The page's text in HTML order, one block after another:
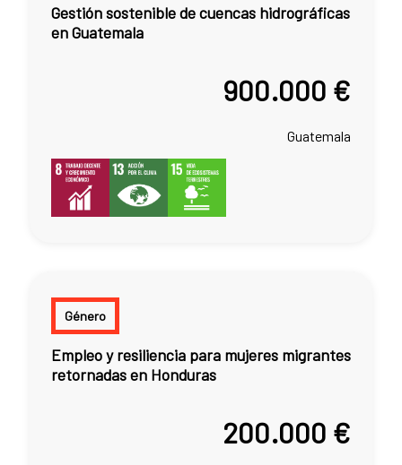
Gestión sostenible de cuencas hidrográficas
en Guatemala
900.000 €
Guatemala
Género
Empleo y resiliencia para mujeres migrantes
retornadas en Honduras
200.000 €